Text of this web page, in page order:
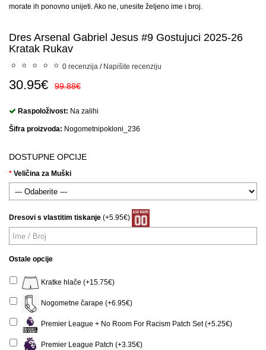
morate ih ponovno unijeti. Ako ne, unesite željeno ime i broj.
Dres Arsenal Gabriel Jesus #9 Gostujuci 2025-26
Kratak Rukav
0 recenzija / Napišite recenziju
30.95€ 99.88€
Raspoloživost: Na zalihi
Šifra proizvoda: Nogometnipokloni_236
DOSTUPNE OPCIJE
Veličina za Muški
Dresovi s vlastitim tiskanje (+5.95€)
Ostale opcije
Kratke hlače (+15.75€)
Nogometne čarape (+6.95€)
Premier League + No Room For Racism Patch Set (+5.25€)
Premier League Patch (+3.35€)